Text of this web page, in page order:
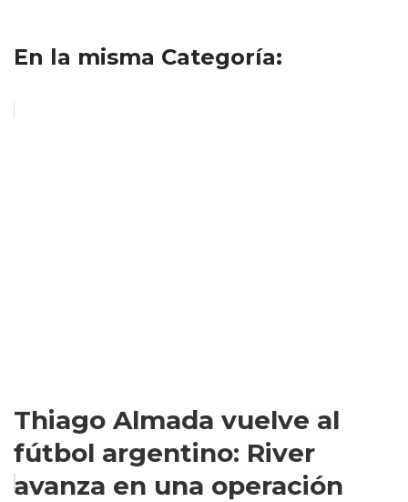
En la misma Categoría:
Thiago Almada vuelve al
fútbol argentino: River
avanza en una operación